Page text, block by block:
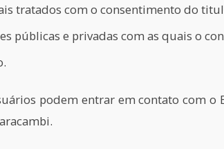
tratados com o consentimento do
públicas e privadas com as quais o
podem entrar em contato com o